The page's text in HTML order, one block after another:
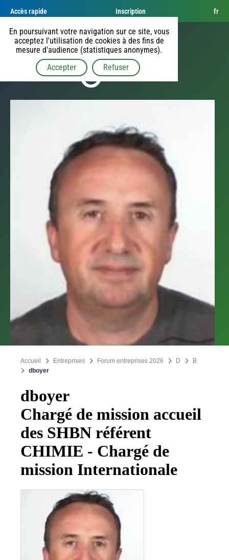
En poursuivant votre navigation sur ce site, vous
acceptez l'utilisation de cookies à des fins de
mesure d'audience (statistiques anonymes).
Accepter
Refuser
Accès rapide Inscription fr
Accueil Entreprises Forum entreprises 2026 D
B
dboyer
dboyer
Chargé de mission accueil
des SHBN référent
CHIMIE - Chargé de
mission Internationale